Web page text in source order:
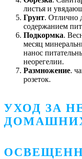
листья и
Грунт. Отлично
содержанием
Подкормка.
месяц
нанос
неорегелии.
Размножение.
розеток.
УХОД ЗА